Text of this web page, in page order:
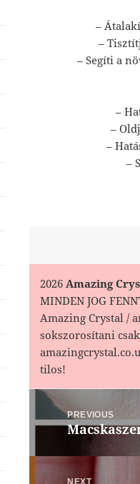
–
–
– Segíti a
–
–
–
–
2026 Amazing
MINDEN JOG
Amazing Crystal /
sokszorosítani
tilos!
Bejegyzés
navigációPREVIOUS
Previous
NEXT